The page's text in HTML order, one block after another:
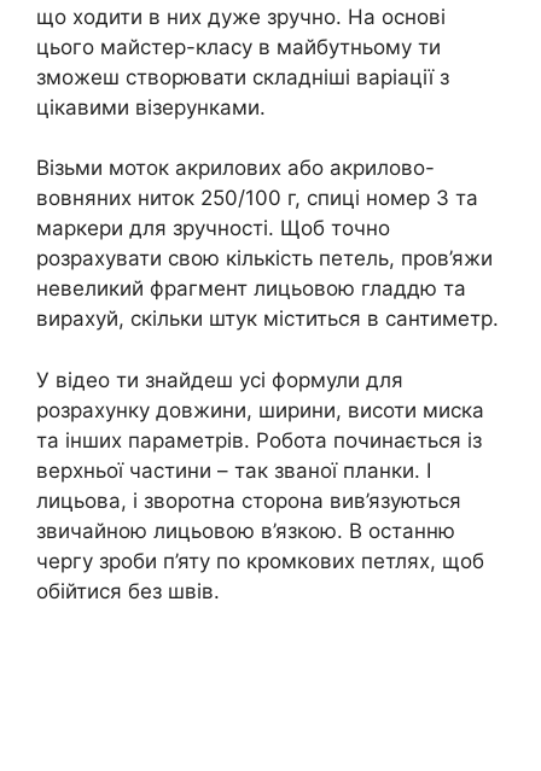
що ходити в них дуже зручно. На основі
цього майстер-класу в майбутньому ти
зможеш створювати складніші варіації з
цікавими візерунками.
Візьми моток акрилових або акрилово-
вовняних ниток 250/100 г, спиці номер 3 та
маркери для зручності. Щоб точно
розрахувати свою кількість петель, пров’яжи
невеликий фрагмент лицьовою гладдю та
вирахуй, скільки штук міститься в сантиметр.
У відео ти знайдеш усі формули для
розрахунку довжини, ширини, висоти миска
та інших параметрів. Робота починається із
верхньої частини – так званої планки. І
лицьова, і зворотна сторона вив’язуються
звичайною лицьовою в’язкою. В останню
чергу зроби п’яту по кромкових петлях, щоб
обійтися без швів.